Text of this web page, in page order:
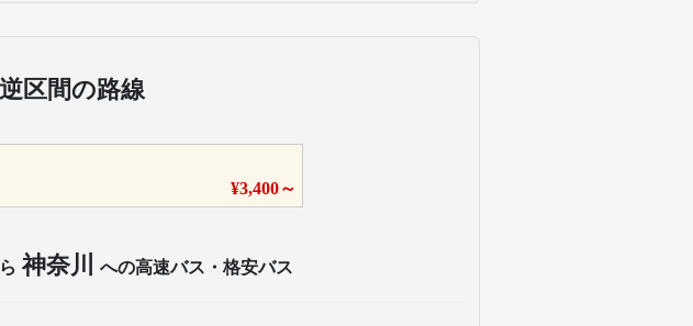
逆区間の路線
¥3,400～
神奈川 への高速バス・格安バス